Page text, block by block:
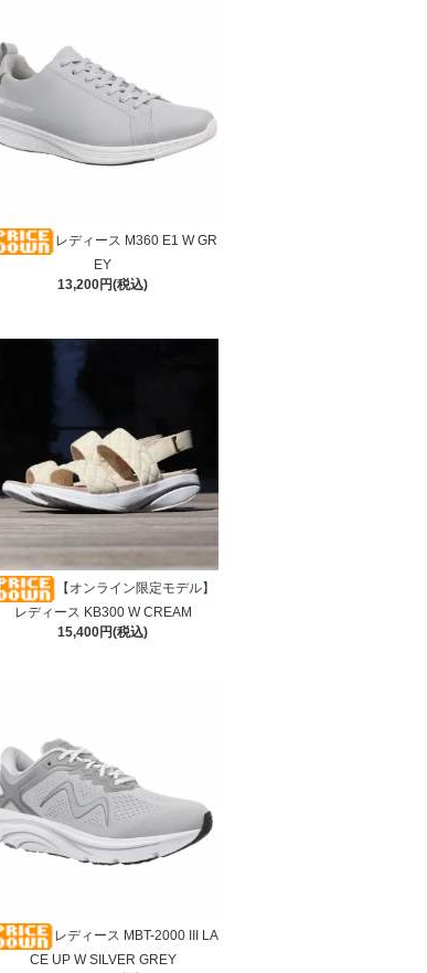
レディース M360 E1 W GR
EY
13,200円(税込)
【オンライン限定モデル】
レディース KB300 W CREAM
15,400円(税込)
レディース MBT-2000 III LA
CE UP W SILVER GREY